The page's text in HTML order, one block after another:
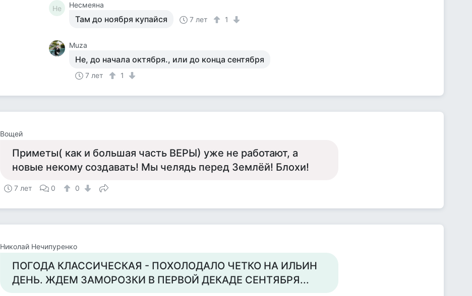
Не Несмеяна
Там до ноября купайся 7 лет 1
Muza
Не, до начала октября., или до конца сентября
7 лет 1
Вощей
Приметы( как и большая часть ВЕРЫ) уже не работают, а
новые некому создавать! Мы челядь перед Землёй! Блохи!
7 лет 0 0
Николай Нечипуренко
ПОГОДА КЛАССИЧЕСКАЯ - ПОХОЛОДАЛО ЧЕТКО НА ИЛЬИН
ДЕНЬ. ЖДЕМ ЗАМОРОЗКИ В ПЕРВОЙ ДЕКАДЕ СЕНТЯБРЯ...